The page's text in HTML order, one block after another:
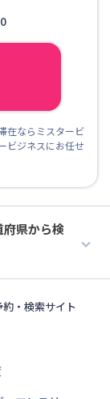
在ならミスタービ
ビジネスにお任せ
府県から検
・検索サイト